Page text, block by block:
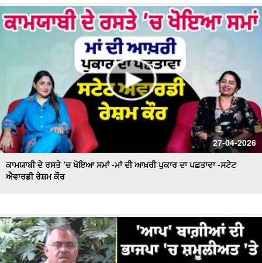
27-04-2026
ਕਾਮਯਾਬੀ ਦੇ ਰਸਤੇ ’ਚ ਖੋਇਆ ਸਮਾਂ -ਮਾਂ ਦੀ ਆਖ਼ਰੀ ਪੁਕਾਰ ਦਾ ਪਛਤਾਵਾ -ਸਟੇਟ
ਐਵਾਰਡੀ ਰੇਸ਼ਮ ਕੌਰ